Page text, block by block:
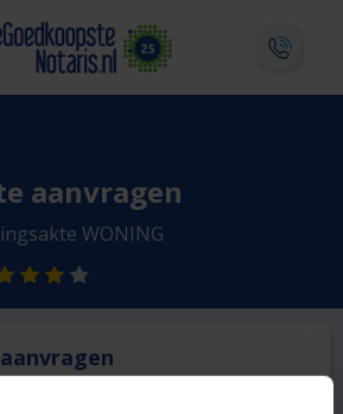
aanvragen
WONING
niet de mogelijkheid online